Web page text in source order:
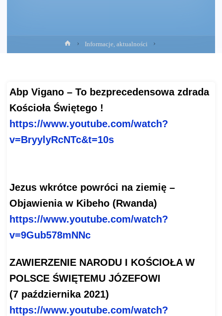
Strona
główna
Informacje, aktualności
Abp Vigano – To bezprecedensowa zdrada
Kościoła Świętego !
https://www.youtube.com/watch?
v=BryylyRcNTc&t=10s
Jezus wkrótce powróci na ziemię –
Objawienia w Kibeho (Rwanda)
https://www.youtube.com/watch?
v=9Gub578mNNc
ZAWIERZENIE NARODU I KOŚCIOŁA W
POLSCE ŚWIĘTEMU JÓZEFOWI
(7 października 2021)
https://www.youtube.com/watch?